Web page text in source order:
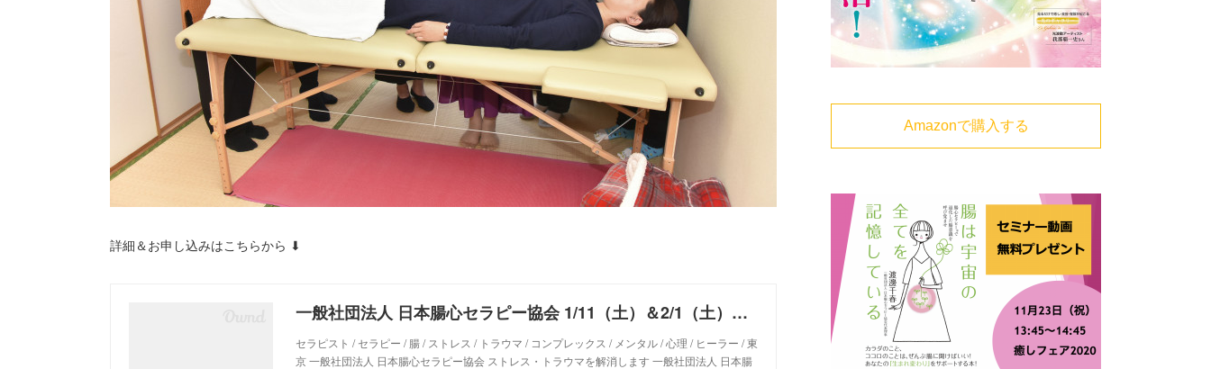
詳細＆お申し込みはこちらから ⬇
一般社団法人 日本腸心セラピー協会 1/11（土）＆2/1（土）【東京】腸心セラピスト養成コース《２日間コース》 - リザスト
セラピスト / セラピー / 腸 / ストレス / トラウマ / コンプレックス / メンタル / 心理 / ヒーラー / 東
京 一般社団法人 日本腸心セラピー協会 ストレス・トラウマを解消します 一般社団法人 日本腸
Amazonで購入する